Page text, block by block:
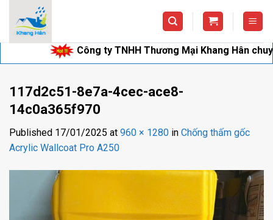
content
Công ty TNHH Thương Mại Khang Hân
117d2c51-8e7a-4cec-ace8-
14c0a365f970
Published 17/01/2025 at 960 × 1280 in Chống thấm gốc
Acrylic Wallcoat Pro A250